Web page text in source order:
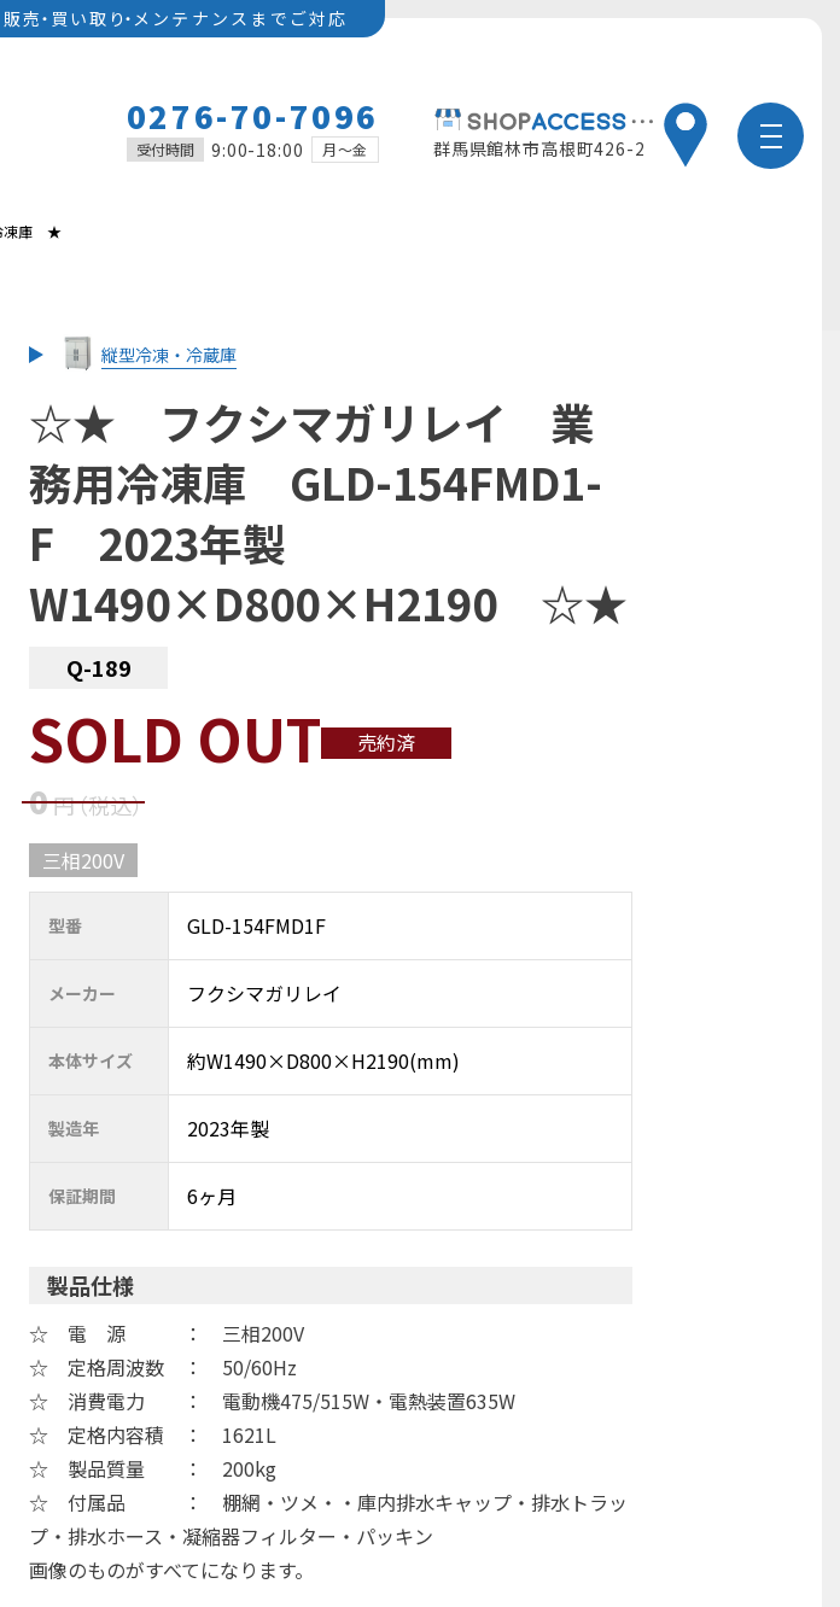
販売・ 買い取 り・メンテナンスまでご対応
0276-70-7096
受付時間 9:00-18:00 月～金 群馬県館林市高根町426-2
凍庫 ★
縦型冷凍・冷蔵庫
☆★ フクシマガリレイ 業
務用冷凍庫 GLD-154FMD1-
F 2023年製
W1490×D800×H2190 ☆★
Q-189
SOLD OUT 売約済
0円（税込）
三相200V
型番 GLD-154FMD1F
メーカー フクシマガリレイ
本体サイズ 約W1490×D800×H2190(mm)
製造年 2023年製
保証期間 6ヶ月
製品仕様
☆ 電 源 ： 三相200V
☆ 定格周波数 ： 50/60Hz
☆ 消費電力 ： 電動機475/515W・電熱装置635W
☆ 定格内容積 ： 1621L
☆ 製品質量 ： 200kg
☆ 付属品 ： 棚網・ツメ・・庫内排水キャップ・排水トラッ
プ・排水ホース・凝縮器フィルター・パッキン
画像のものがすべてになります。